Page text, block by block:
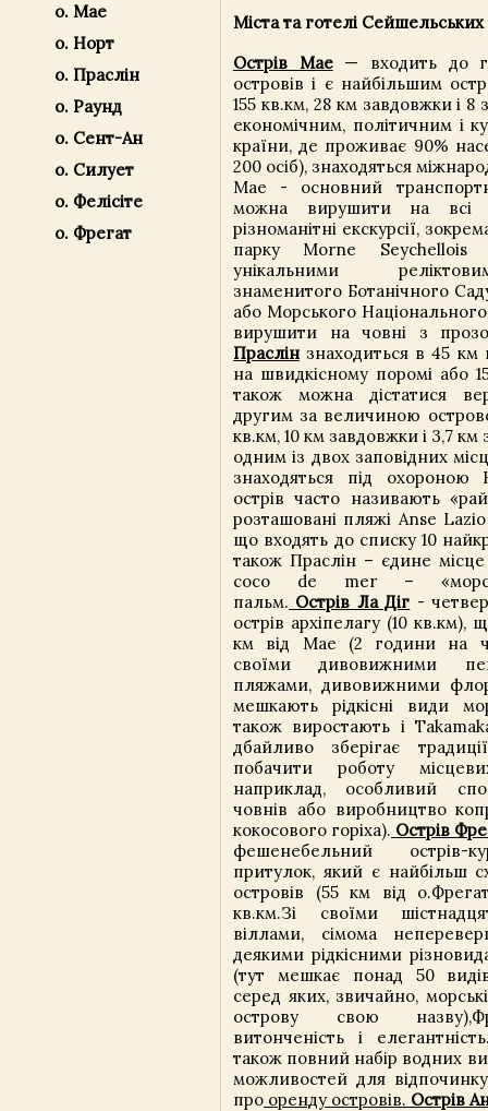
о. Мае
о. Норт
о. Праслін
о. Раунд
о. Сент-Ан
о. Силует
о. Фелісіте
о. Фрегат
Міста та готелі Сейшельських
Острів Мае — входить до
островів і є найбільшим
155 кв.км, 28 км завдовжки і
економічним, політичним і
країни, де проживає 90%
200 осіб), знаходяться
Мае - основний
можна вирушити на всі
різноманітні екскурсії,
парку Morne
унікальними
знаменитого Ботанічного
або Морського
вирушити на човні з
Праcлін знаходиться в 45
на швидкісному поромі або
також можна дістатися
другим за величиною
кв.км, 10 км завдовжки і 3,7
одним із двох заповідних
знаходяться під
острів часто називають
розташовані пляжі Anse
що входять до списку 10
також Праслін – єдине
coco de mer –
пальм. Острів Ла Діг -
острів архіпелагу (10 кв.км),
км від Мае (2 години на
своїми дивовижними
пляжами, дивовижними
мешкають рідкісні види
також виростають і
дбайливо зберігає
побачити роботу
наприклад, особливий
човнів або виробництво
кокосового горіха). Острів
фешенебельний острів-
притулок, який є найбільш
островів (55 км від о.
кв.км.Зі своїми
віллами, сімома
деякими рідкісними
(тут мешкає понад 50 видів
серед яких, звичайно,
острову свою назву),
витонченість і
також повний набір водних
можливостей для
про оренду островів. Острів